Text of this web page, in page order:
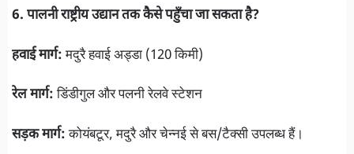
6. पालनी राष्ट्रीय उद्यान तक कैसे पहुँचा जा सकता है?
हवाई मार्ग:मदुरै हवाई अड्डा (120 किमी)
रेल मार्ग:डिंडीगुल और पलनी रेलवे स्टेशन
सड़क मार्ग:कोयंबटूर, मदुरै और चेन्नई से बस/टैक्सी उपलब्ध हैं।